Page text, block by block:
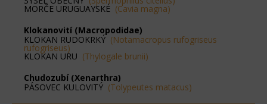
MORČE URUGUAYSKÉ (Cavia magna)
Klokanovití (Macropodidae)
KLOKAN RUDOKRKÝ (Notamacropus rufogriseus
rufogriseus)
KLOKAN URU (Thylogale brunii)
Chudozubí (Xenarthra)
PÁSOVEC KULOVITÝ (Tolypeutes matacus)